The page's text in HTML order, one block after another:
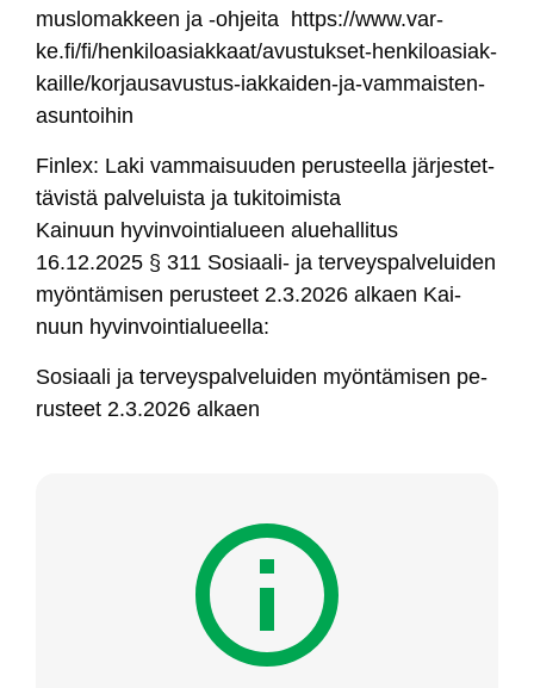
mus­lo­mak­keen ja -oh­jei­ta https://www.var­
ke.fi/fi/hen­ki­loa­siak­kaat/avus­tuk­set-hen­ki­loa­siak­
kail­le/kor­jau­sa­vus­tus-iak­kai­den-ja-vam­mais­ten-
asun­toi­hin
Fin­lex: La­ki vam­mai­suu­den pe­rus­teel­la jär­jes­tet­
tä­vis­tä pal­ve­luis­ta ja tu­ki­toi­mis­ta
Kai­nuun hy­vin­voin­tia­lueen alue­hal­li­tus
16.12.2025 § 311 So­siaa­li- ja ter­veys­pal­ve­lui­den
myön­tä­mi­sen pe­rus­teet 2.3.2026 al­kaen Kai­
nuun hy­vin­voin­tia­lueel­la:
So­siaa­li ja ter­veys­pal­ve­lui­den myön­tä­mi­sen pe­
rus­teet 2.3.2026 al­kaen